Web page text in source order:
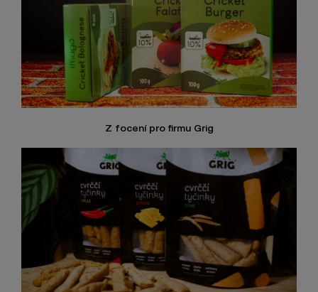
Z focení pro firmu Grig